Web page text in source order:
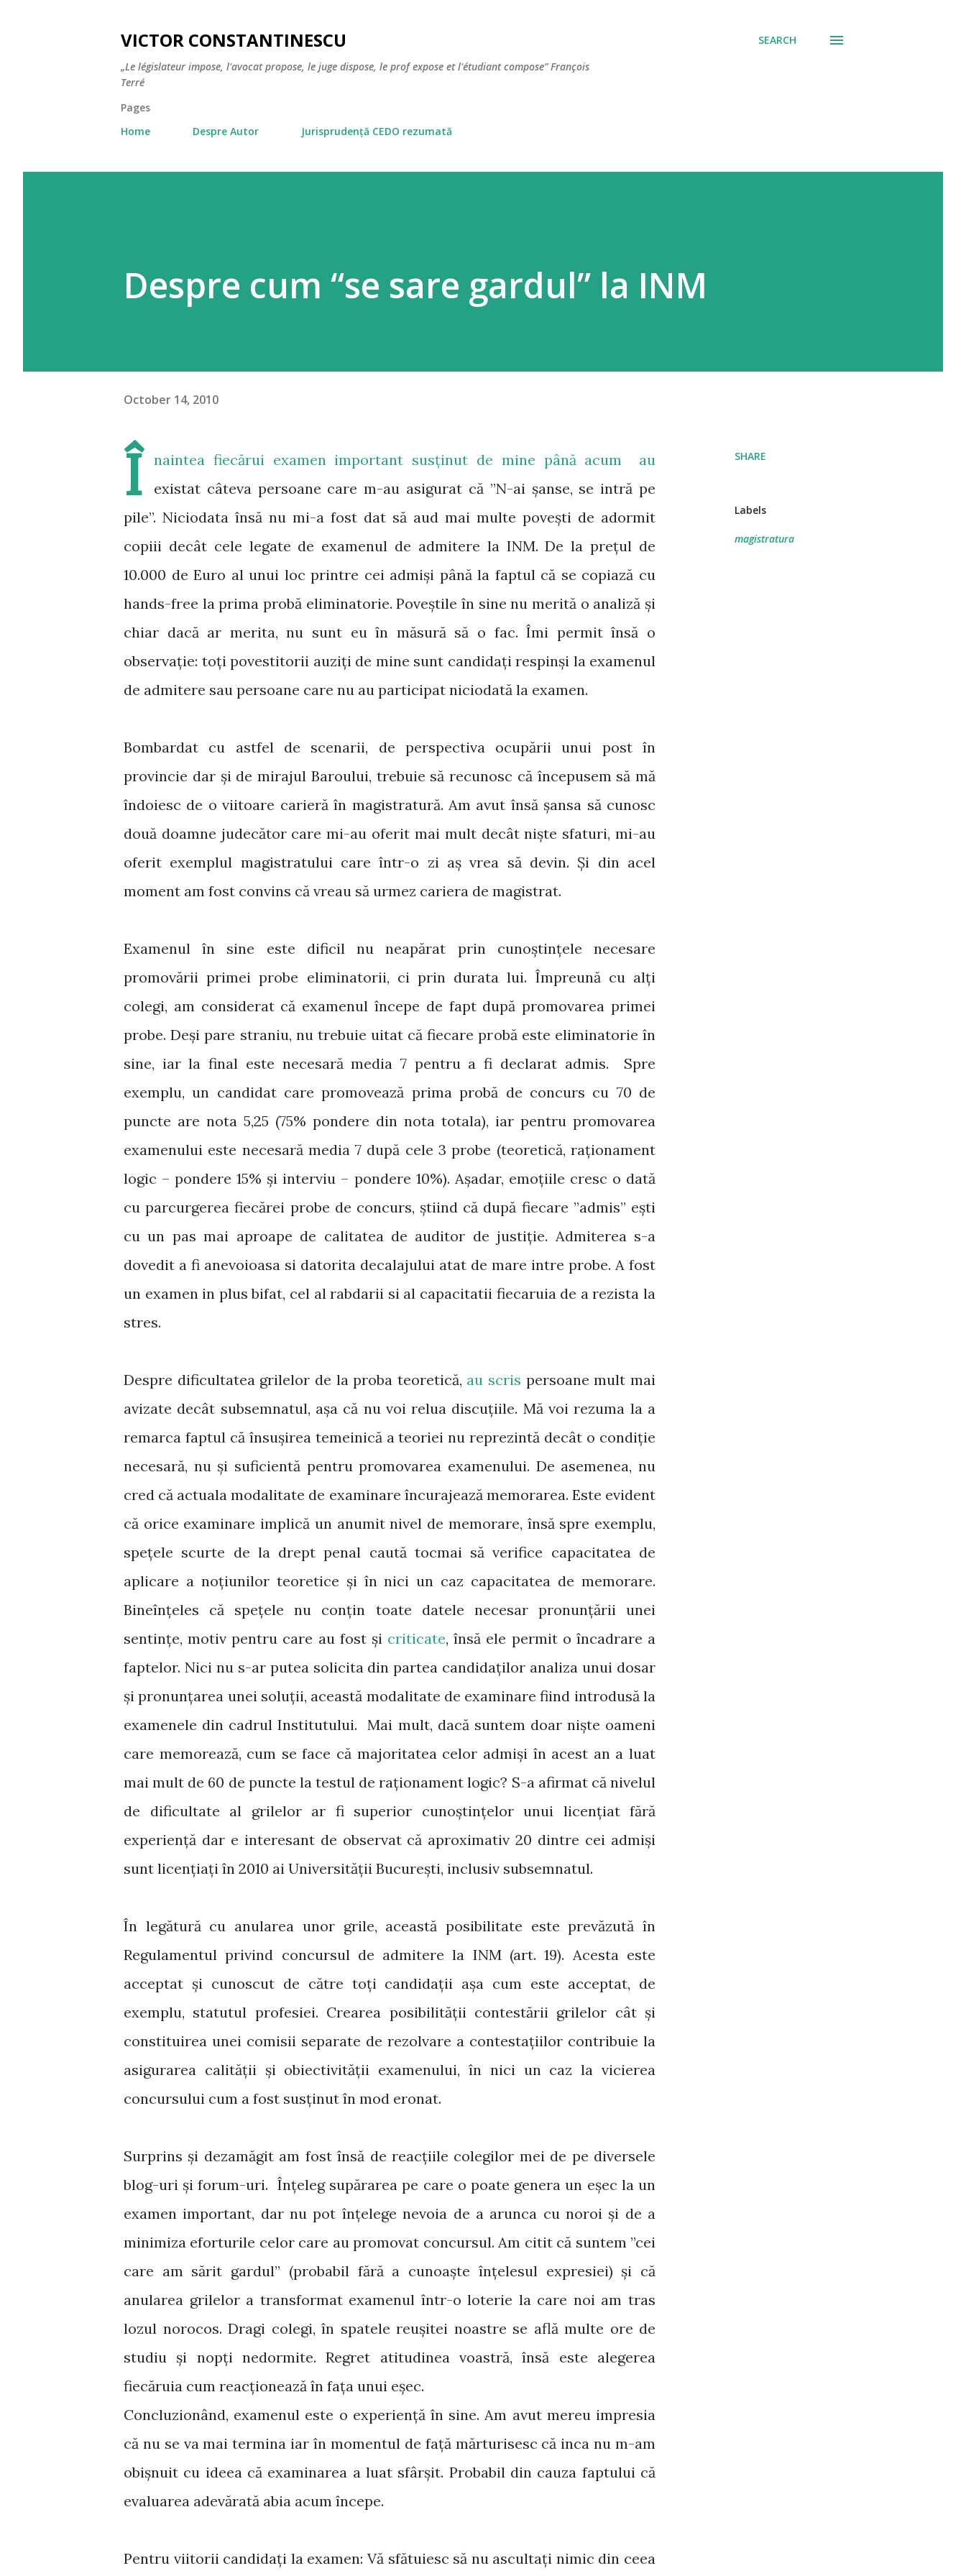
VICTOR CONSTANTINESCU
„Le législateur impose, l'avocat propose, le juge dispose, le prof expose et l'étudiant compose” François
Terré
SEARCH
Pages
Home
Despre Autor Jurisprudență CEDO rezumată
Despre cum “se sare gardul” la INM
October 14, 2010
Î
naintea fiecărui examen important susținut de mine până acum au
existat câteva persoane care m-au asigurat că ”N-ai șanse, se intră pe
pile”. Niciodata însă nu mi-a fost dat să aud mai multe povești de adormit
copiii decât cele legate de examenul de admitere la INM. De la prețul de
10.000 de Euro al unui loc printre cei admiși până la faptul că se copiază cu
hands-free la prima probă eliminatorie. Poveștile în sine nu merită o analiză și
chiar dacă ar merita, nu sunt eu în măsură să o fac. Îmi permit însă o
observație: toți povestitorii auziți de mine sunt candidați respinși la examenul
de admitere sau persoane care nu au participat niciodată la examen.
Bombardat cu astfel de scenarii, de perspectiva ocupării unui post în
provincie dar și de mirajul Baroului, trebuie să recunosc că începusem să mă
îndoiesc de o viitoare carieră în magistratură. Am avut însă șansa să cunosc
două doamne judecător care mi-au oferit mai mult decât niște sfaturi, mi-au
oferit exemplul magistratului care într-o zi aș vrea să devin. Și din acel
moment am fost convins că vreau să urmez cariera de magistrat.
Examenul în sine este dificil nu neapărat prin cunoștințele necesare
promovării primei probe eliminatorii, ci prin durata lui. Împreună cu alți
colegi, am considerat că examenul începe de fapt după promovarea primei
probe. Deși pare straniu, nu trebuie uitat că fiecare probă este eliminatorie în
sine, iar la final este necesară media 7 pentru a fi declarat admis. Spre
exemplu, un candidat care promovează prima probă de concurs cu 70 de
puncte are nota 5,25 (75% pondere din nota totala), iar pentru promovarea
examenului este necesară media 7 după cele 3 probe (teoretică, raționament
logic – pondere 15% și interviu – pondere 10%). Așadar, emoțiile cresc o dată
cu parcurgerea fiecărei probe de concurs, știind că după fiecare ”admis” ești
cu un pas mai aproape de calitatea de auditor de justiție. Admiterea s-a
dovedit a fi anevoioasa si datorita decalajului atat de mare intre probe. A fost
un examen in plus bifat, cel al rabdarii si al capacitatii fiecaruia de a rezista la
stres.
Despre dificultatea grilelor de la proba teoretică, au scris persoane mult mai
avizate decât subsemnatul, așa că nu voi relua discuțiile. Mă voi rezuma la a
remarca faptul că însușirea temeinică a teoriei nu reprezintă decât o condiție
necesară, nu și suficientă pentru promovarea examenului. De asemenea, nu
cred că actuala modalitate de examinare încurajează memorarea. Este evident
că orice examinare implică un anumit nivel de memorare, însă spre exemplu,
spețele scurte de la drept penal caută tocmai să verifice capacitatea de
aplicare a noțiunilor teoretice și în nici un caz capacitatea de memorare.
Bineînțeles că spețele nu conțin toate datele necesar pronunțării unei
sentințe, motiv pentru care au fost și criticate, însă ele permit o încadrare a
faptelor. Nici nu s-ar putea solicita din partea candidaților analiza unui dosar
și pronunțarea unei soluții, această modalitate de examinare fiind introdusă la
examenele din cadrul Institutului. Mai mult, dacă suntem doar niște oameni
care memorează, cum se face că majoritatea celor admiși în acest an a luat
mai mult de 60 de puncte la testul de raționament logic? S-a afirmat că nivelul
de dificultate al grilelor ar fi superior cunoștințelor unui licențiat fără
experiență dar e interesant de observat că aproximativ 20 dintre cei admiși
sunt licențiați în 2010 ai Universității București, inclusiv subsemnatul.
În legătură cu anularea unor grile, această posibilitate este prevăzută în
Regulamentul privind concursul de admitere la INM (art. 19). Acesta este
acceptat și cunoscut de către toți candidații așa cum este acceptat, de
exemplu, statutul profesiei. Crearea posibilității contestării grilelor cât și
constituirea unei comisii separate de rezolvare a contestațiilor contribuie la
asigurarea calității și obiectivității examenului, în nici un caz la vicierea
concursului cum a fost susținut în mod eronat.
Surprins și dezamăgit am fost însă de reacțiile colegilor mei de pe diversele
blog-uri și forum-uri. Înțeleg supărarea pe care o poate genera un eșec la un
examen important, dar nu pot înțelege nevoia de a arunca cu noroi și de a
minimiza eforturile celor care au promovat concursul. Am citit că suntem ”cei
care am sărit gardul” (probabil fără a cunoaște înțelesul expresiei) și că
anularea grilelor a transformat examenul într-o loterie la care noi am tras
lozul norocos. Dragi colegi, în spatele reușitei noastre se află multe ore de
studiu și nopți nedormite. Regret atitudinea voastră, însă este alegerea
fiecăruia cum reacționează în fața unui eșec.
Concluzionând, examenul este o experiență în sine. Am avut mereu impresia
că nu se va mai termina iar în momentul de față mărturisesc că inca nu m-am
obișnuit cu ideea că examinarea a luat sfârșit. Probabil din cauza faptului că
evaluarea adevărată abia acum începe.
Pentru viitorii candidați la examen: Vă sfătuiesc să nu ascultați nimic din ceea
SHARE
Labels
magistratura